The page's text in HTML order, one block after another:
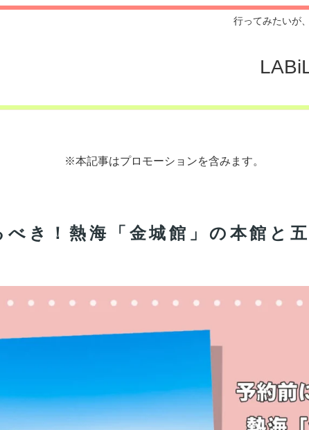
行ってみたいが
※本記事はプロモーションを含みます。
べき！熱海「金城館」の本館と